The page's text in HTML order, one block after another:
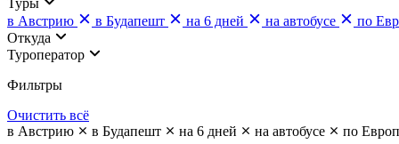
в Австрию
в Будапешт на 6 дней на автобусе
по
Откуда
Туроператор
Фильтры
Очистить всё
в Австрию
в Будапешт на 6 дней на автобусе
по